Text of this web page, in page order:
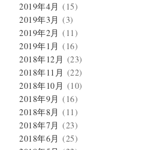
2019年4月 (15)
2019年3月 (3)
2019年2月 (11)
2019年1月 (16)
2018年12月 (23)
2018年11月 (22)
2018年10月 (10)
2018年9月 (16)
2018年8月 (11)
2018年7月 (23)
2018年6月 (25)